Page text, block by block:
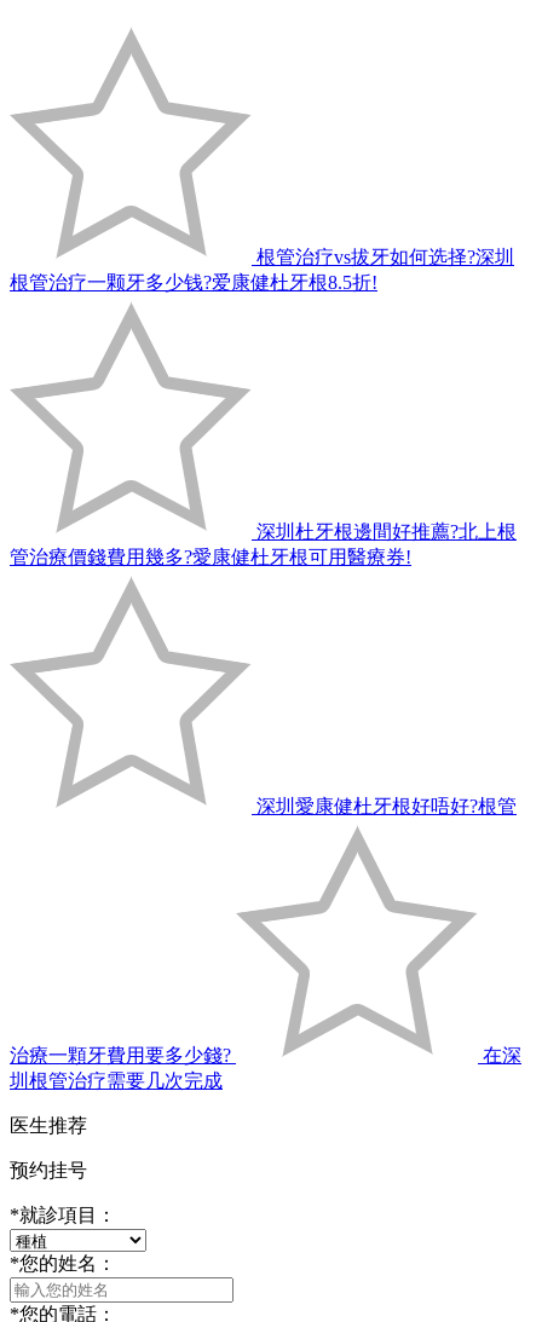
根管治疗vs拔牙如何选择?深圳
根管治疗一颗牙多少钱?爱康健杜牙根8.5折!
深圳杜牙根邊間好推薦?北上根
管治療價錢費用幾多?愛康健杜牙根可用醫療券!
深圳愛康健杜牙根好唔好?根管
治療一顆牙費用要多少錢?
在深
圳根管治疗需要几次完成
医生推荐
预约挂号
*就診項目：
*您的姓名：
*您的電話：